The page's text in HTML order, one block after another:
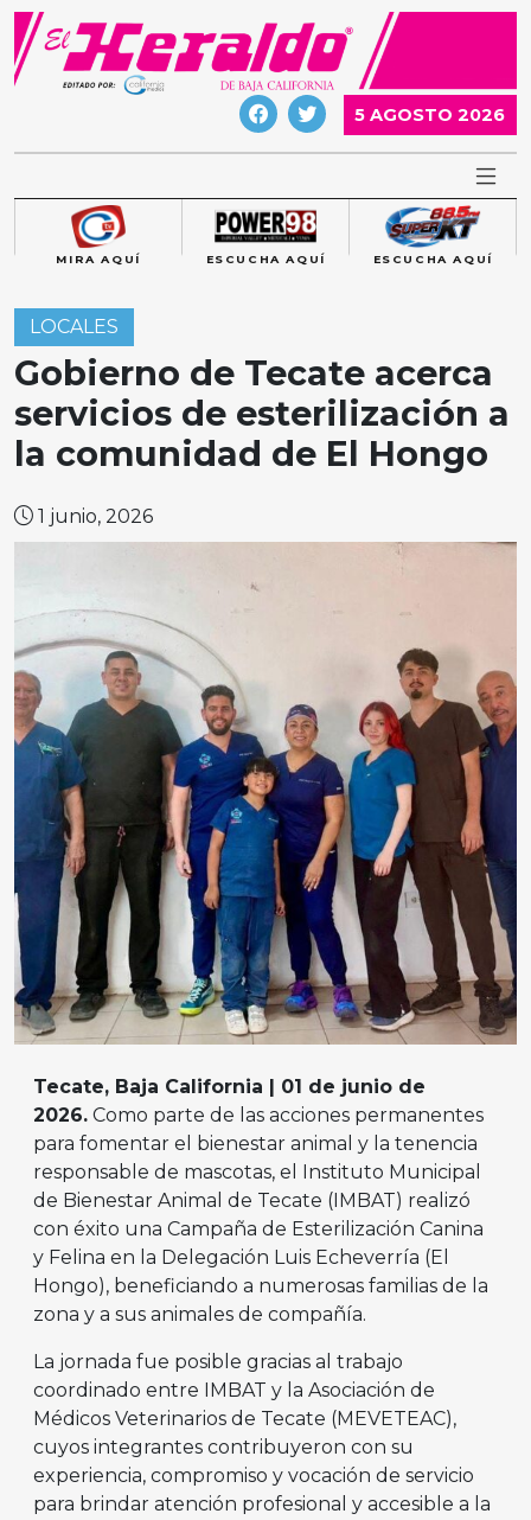
Skip
content
5 AGOSTO 2026
MIRA AQUÍ ESCUCHA AQUÍ ESCUCHA AQUÍ
LOCALES
Gobierno de Tecate acerca
servicios de esterilización a
la comunidad de El Hongo
1 junio, 2026
Tecate, Baja California | 01 de junio de
2026. Como parte de las acciones permanentes
para fomentar el bienestar animal y la tenencia
responsable de mascotas, el Instituto Municipal
de Bienestar Animal de Tecate (IMBAT) realizó
con éxito una Campaña de Esterilización Canina
y Felina en la Delegación Luis Echeverría (El
Hongo), beneficiando a numerosas familias de la
zona y a sus animales de compañía.
La jornada fue posible gracias al trabajo
coordinado entre IMBAT y la Asociación de
Médicos Veterinarios de Tecate (MEVETEAC),
cuyos integrantes contribuyeron con su
experiencia, compromiso y vocación de servicio
para brindar atención profesional y accesible a la